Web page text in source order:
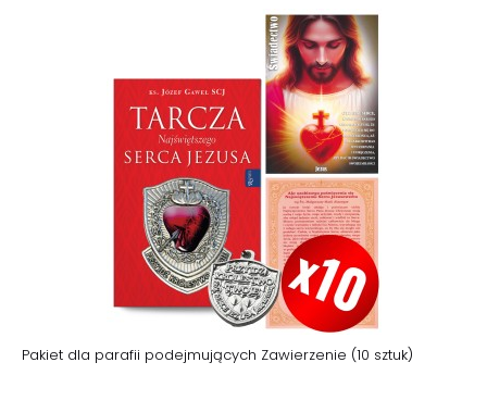
Pakiet dla parafii podejmujących Zawierzenie (10 sztuk)